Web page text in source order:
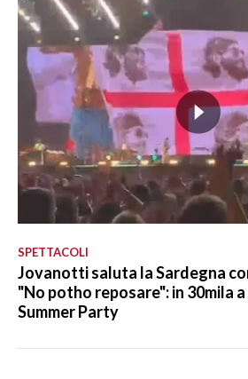
SPETTACOLI
Jovanotti saluta la Sardegna
"No potho reposare": in 30mila
Summer Party